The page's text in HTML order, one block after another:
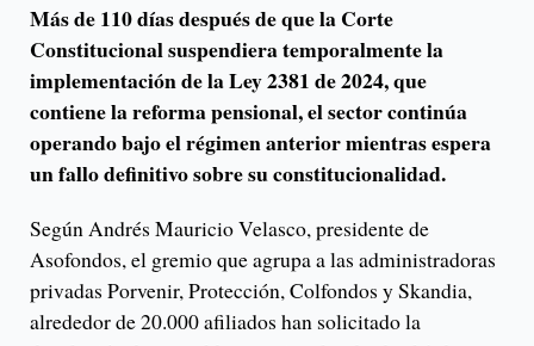
Más de 110 días después de que la Corte
Constitucional suspendiera temporalmente la
implementación de la Ley 2381 de 2024, que
contiene la reforma pensional, el sector continúa
operando bajo el régimen anterior mientras espera
un fallo definitivo sobre su constitucionalidad.
Según Andrés Mauricio Velasco, presidente de
Asofondos, el gremio que agrupa a las administradoras
privadas Porvenir, Protección, Colfondos y Skandia,
alrededor de 20.000 afiliados han solicitado la